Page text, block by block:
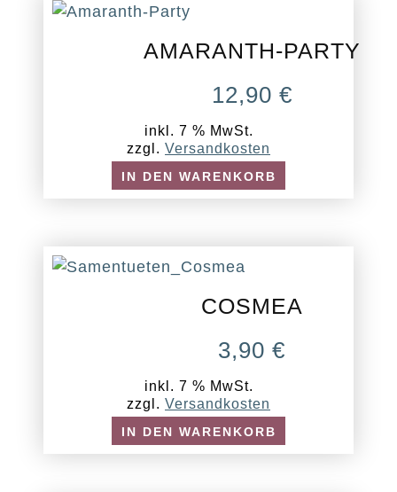
AMARANTH-PARTY
12,90 €
inkl. 7 % MwSt.
zzgl. Versandkosten
IN DEN WARENKORB
COSMEA
3,90€
inkl. 7 % MwSt.
zzgl. Versandkosten
IN DEN WARENKORB